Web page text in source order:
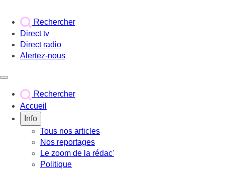
Rechercher
Direct tv
Direct radio
Alertez-nous
Rechercher
Accueil
Info
Tous nos articles
Nos reportages
Le zoom de la rédac'
Politique